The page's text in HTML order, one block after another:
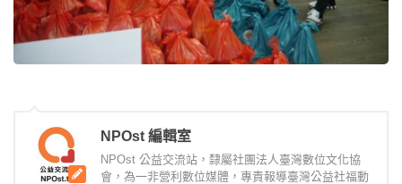
NPOst 編輯室
NPOst 公益交流站，隸屬社團法人臺灣數位文化協
會，為一非營利數位媒體，專責報導臺灣公益社福動